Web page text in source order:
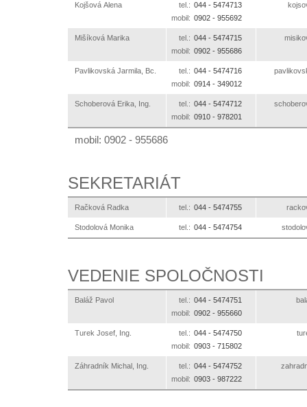
Kojšová Alena
tel.:
mobil:
044 - 5474713
0902 - 955692
Mišíková Marika
tel.:
mobil:
044 - 5474715
0902 - 955686
Pavlikovská Jarmila, Bc.
tel.:
mobil:
044 - 5474716
0914 - 349012
Schoberová Erika, Ing.
tel.:
mobil:
044 - 5474712
0910 - 978201
mobil: 0902 - 955686
SEKRETARIÁT
Račková Radka tel.: 044 - 5474755
Stodolová Monika tel.: 044 - 5474754
VEDENIE SPOLOČNOSTI
Baláž Pavol
tel.:
mobil:
044 - 5474751
0902 - 955660
Turek Josef, Ing.
tel.:
mobil:
044 - 5474750
0903 - 715802
Záhradník Michal, Ing.
tel.:
mobil:
044 - 5474752
0903 - 987222